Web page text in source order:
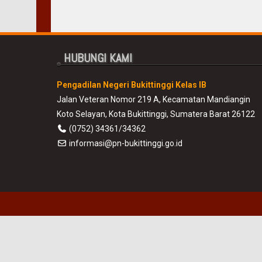
HUBUNGI KAMI
Pengadilan Negeri Bukittinggi Kelas IB
Jalan Veteran Nomor 219 A, Kecamatan Mandiangin
Koto Selayan, Kota Bukittinggi, Sumatera Barat 26122
(0752) 34361/34362
informasi@pn-bukittinggi.go.id